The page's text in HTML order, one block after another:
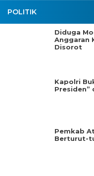
POLITIK
Diduga
Anggaran
Disorot
Kapolri
Presiden”
Pemkab
Berturut-